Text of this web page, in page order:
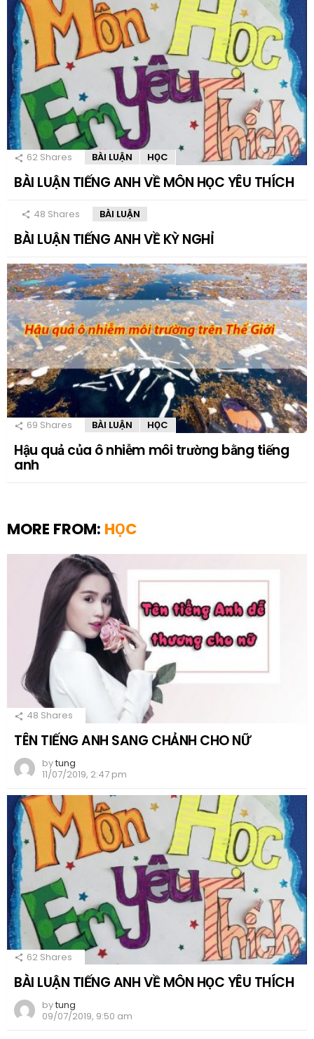
62 Shares BÀI LUẬN HỌC
BÀI LUẬN TIẾNG ANH VỀ MÔN HỌC YÊU THÍCH
48 Shares BÀI LUẬN
BÀI LUẬN TIẾNG ANH VỀ KỲ NGHỈ
69 Shares BÀI LUẬN HỌC
Hậu quả của ô nhiễm môi trường bằng tiếng
anh
MORE FROM: HỌC
48 Shares
TÊN TIẾNG ANH SANG CHẢNH CHO NỮ
bytung
11/07/2019, 2:47 pm
62 Shares
BÀI LUẬN TIẾNG ANH VỀ MÔN HỌC YÊU THÍCH
bytung
09/07/2019, 9:50 am